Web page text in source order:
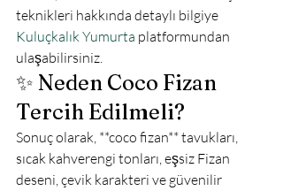
teknikleri hakkında detaylı bilgiye
Kuluçkalık Yumurta platformundan
ulaşabilirsiniz.
✨ Neden Coco Fizan
Tercih Edilmeli?
Sonuç olarak, **coco fizan** tavukları,
sıcak kahverengi tonları, eşsiz Fizan
deseni, çevik karakteri ve güvenilir